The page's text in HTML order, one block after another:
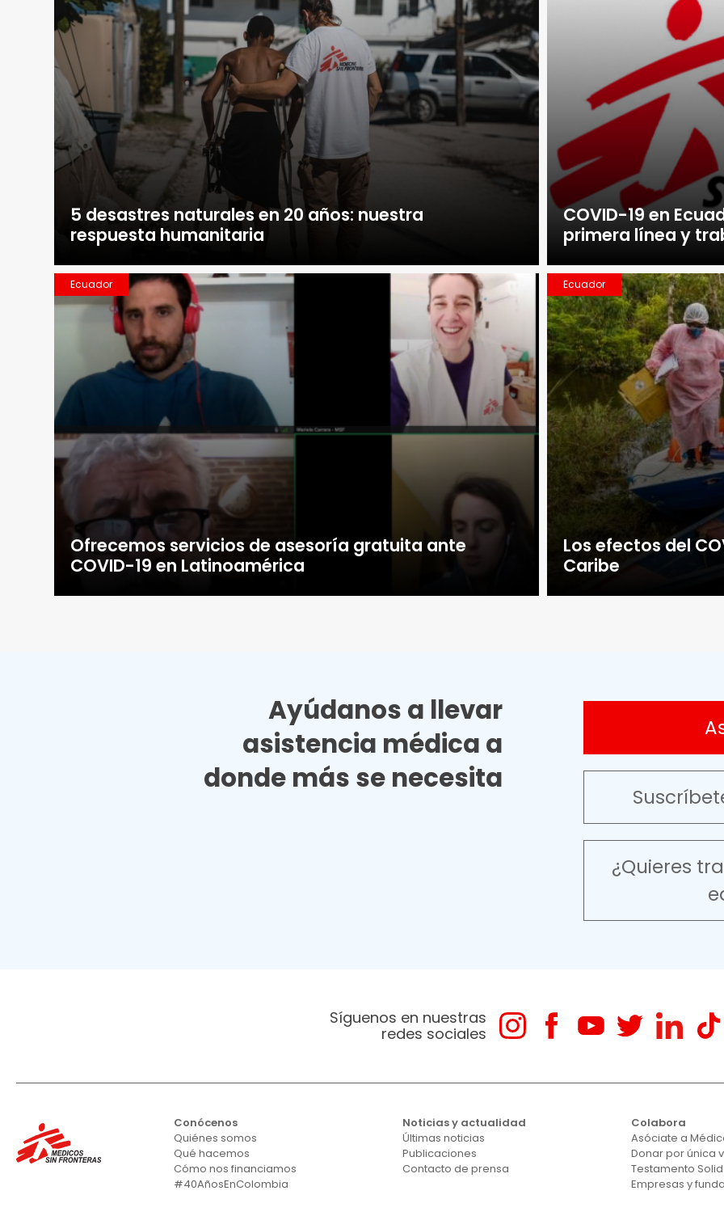
5 desastres naturales en 20 años: nuestra
respuesta humanitaria
COVID-19 en
primera línea y
Ecuador
Ofrecemos servicios de asesoría gratuita ante
COVID-19 en Latinoamérica
Ecuador
Los efectos del
Caribe
Ayúdanos a llevar
asistencia médica a
donde más se necesita
¿Quieres
Síguenos en nuestras
redes sociales
Conócenos
Quiénes somos
Qué hacemos
Cómo nos financiamos
#40AñosEnColombia
Noticias y actualidad
Últimas noticias
Publicaciones
Contacto de prensa
Colabora
Asóciate a
Donar por única
Testamento
Empresas y